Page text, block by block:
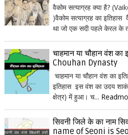
वैकोम सत्याग्रह क्या है?
)वैकोम सत्याग्रह का
था जो एक सदी पहले केरल के
चाहमान या चौहान वंश
Chouhan Dynasty
चाहमान या चौहान वंश का
इतिहास इस वंश का उदय
क्षेत्र) में हुआ। च...
सिवनी जिले के का नाम
name of Seoni is